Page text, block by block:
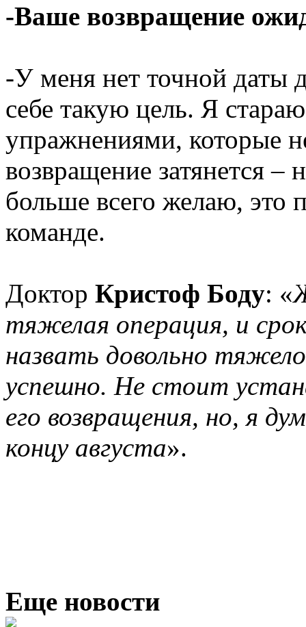
-Ваше возвращение
-У меня нет точной даты
себе такую цель. Я
упражнениями, которые
возвращение затянется
больше всего желаю, это
команде.
Доктор Кристоф Боду: «
тяжелая операция, и
назвать довольно
успешно. Не стоит
его возвращения, но, я
концу августа».
Еще новости